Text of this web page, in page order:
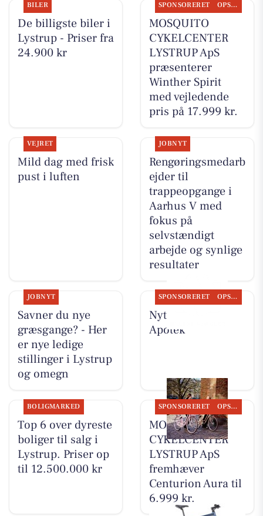
BILER
De billigste biler i
Lystrup - Priser fra
24.900 kr
SPONSORERET OPSLAGSTAVLEN
MOSQUITO
CYKELCENTER
LYSTRUP ApS
præsenterer
Winther Spirit
med vejledende
pris på 17.999 kr.
VEJRET
Mild dag med frisk
pust i luften
JOBNYT
Rengøringsmedarb
ejder til
trappeopgange i
Aarhus V med
fokus på
selvstændigt
arbejde og synlige
resultater
JOBNYT
Savner du nye
græsgange? - Her
er nye ledige
stillinger i Lystrup
og omegn
SPONSORERET OPSLAGSTAVLEN
Nyt fra Lystrup
Apotek
BOLIGMARKED
Top 6 over dyreste
boliger til salg i
Lystrup. Priser op
til 12.500.000 kr
SPONSORERET OPSLAGSTAVLEN
MOSQUITO
CYKELCENTER
LYSTRUP ApS
fremhæver
Centurion Aura til
6.999 kr.